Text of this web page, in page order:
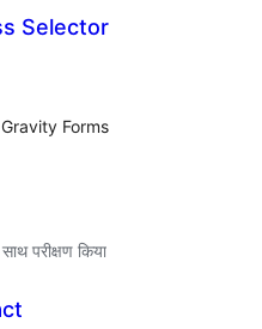
Selector
Forms
परीक्षण किया